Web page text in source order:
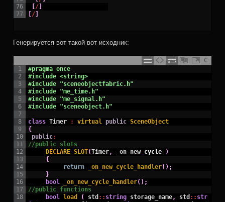
76
77
[/]
[/]
Генерируется вот такой вот исходник:
C
1
2
3
4
5
6
7
8
9
10
11
12
13
14
15
16
17
18
#pragma once
#include <string>
#include "sceneobjectfabric.h"
#include "me_time.h"
#include "me_signal.h"
#include "sceneobject.h"
class Timer : virtual public SceneObject
{
public:
//public slots
DECLARE_SLOT(Timer, _on_new_ cycle
)
{
return
_on_new_cycle_handler( ) ;
}
bool
_on_new_cycle_handler( ) ;
//public functions
bool
load ( std :: string storage_name, std :: str